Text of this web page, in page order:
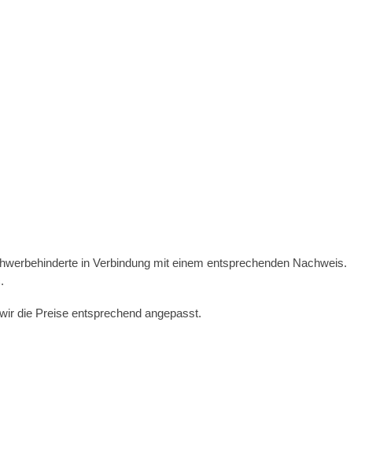
in Verbindung mit einem entsprechenden Nachweis.
die Preise entsprechend angepasst.